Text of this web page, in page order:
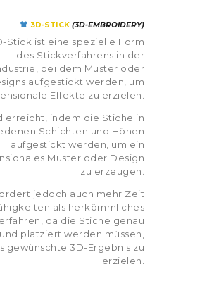
3D-STICK (3D-EMBROIDERY)
Stick ist eine spezielle Form
des Stickverfahrens in der
bei dem Muster oder
aufgestickt werden, um
Effekte zu erzielen.
erreicht, indem die Stiche in
Schichten und Höhen
aufgestickt werden, um ein
Muster oder Design
zu erzeugen.
jedoch auch mehr Zeit
als herkömmliches
da die Stiche genau
platziert werden müssen,
gewünschte 3D-Ergebnis zu
erzielen.